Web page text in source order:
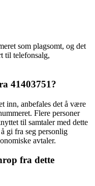
som plagsomt, og det
til telefonsalg,
41403751?
inn, anbefales det å være
Flere personer
til samtaler med dette
gi fra seg personlig
avtaler.
fra dette